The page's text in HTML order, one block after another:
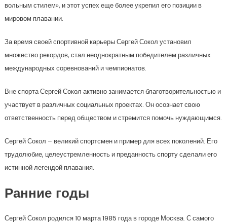
вольным стилем», и этот успех еще более укрепил его позиции в
мировом плавании.
За время своей спортивной карьеры Сергей Сокол установил
множество рекордов, стал неоднократным победителем различных
международных соревнований и чемпионатов.
Вне спорта Сергей Сокол активно занимается благотворительностью и
участвует в различных социальных проектах. Он осознает свою
ответственность перед обществом и стремится помочь нуждающимся.
Сергей Сокол – великий спортсмен и пример для всех поколений. Его
трудолюбие, целеустремленность и преданность спорту сделали его
истинной легендой плавания.
Ранние годы
Сергей Сокол родился 10 марта 1985 года в городе Москва. С самого